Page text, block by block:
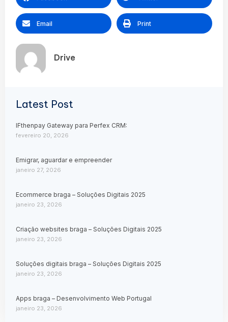
Email Print
Drive
Latest Post
IFthenpay Gateway para Perfex CRM:
fevereiro 20, 2026
Emigrar, aguardar e empreender
janeiro 27, 2026
Ecommerce braga – Soluções Digitais 2025
janeiro 23, 2026
Criação websites braga – Soluções Digitais 2025
janeiro 23, 2026
Soluções digitais braga – Soluções Digitais 2025
janeiro 23, 2026
Apps braga – Desenvolvimento Web Portugal
janeiro 23, 2026